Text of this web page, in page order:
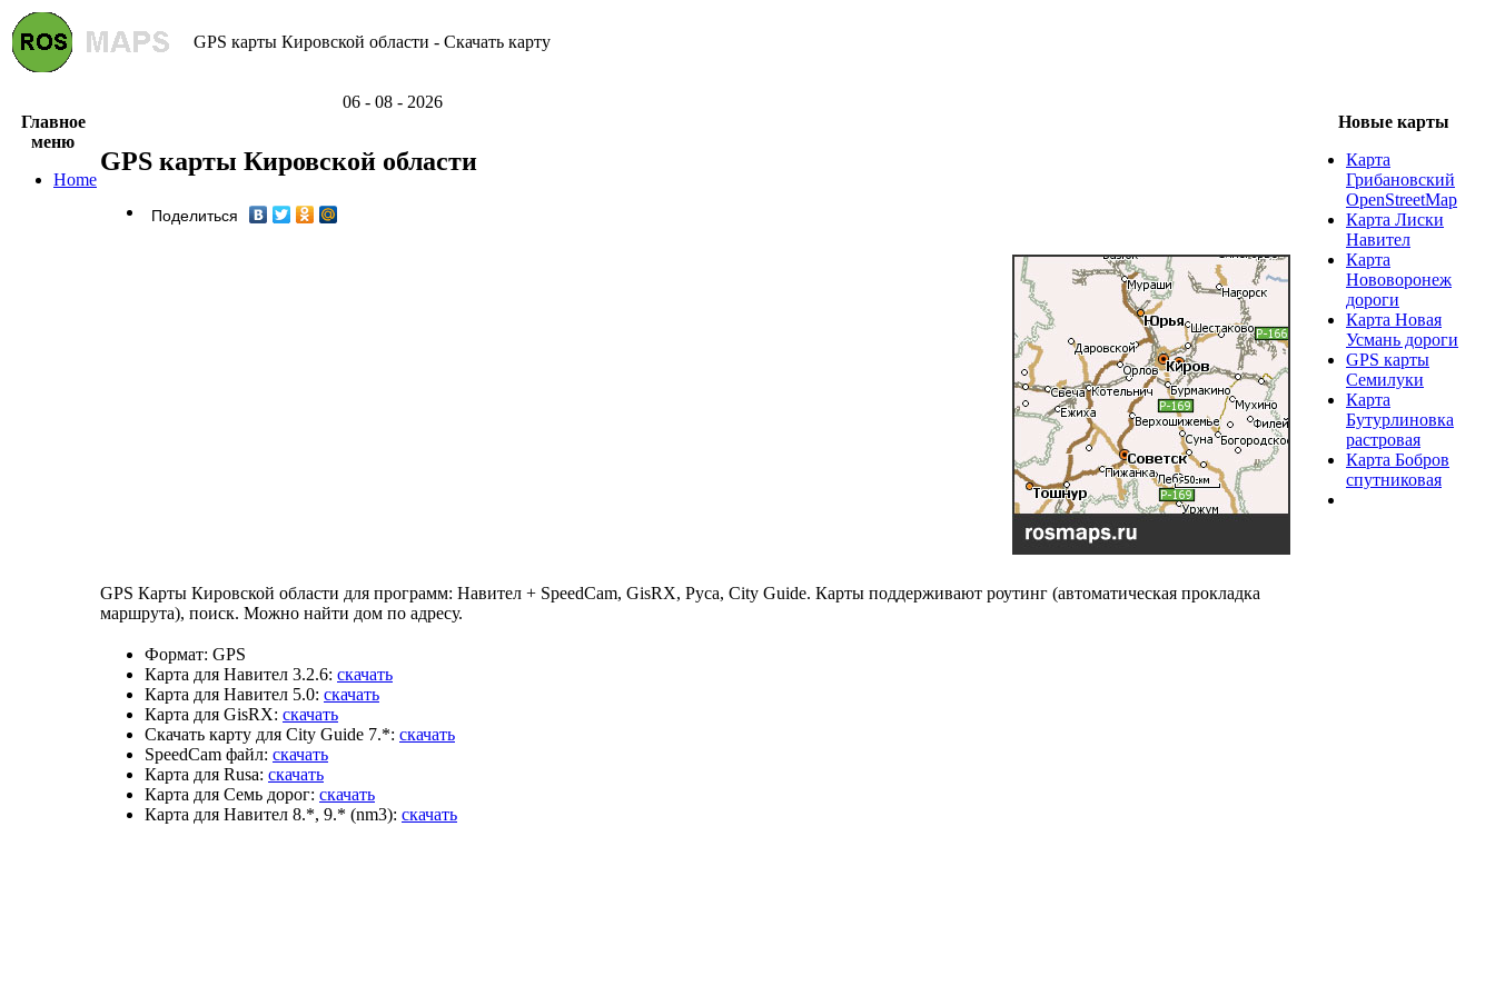
GPS карты Кировской области - Скачать карту
06 - 08 - 2026
Главное
меню
Home
GPS карты Кировской области
Поделиться
GPS Карты Кировской области для программ: Навител + SpeedCam, GisRX, Руса, City Guide. Карты поддерживают роутинг (автоматическая прокладка
маршрута), поиск. Можно найти дом по адресу.
Формат: GPS
Карта для Навител 3.2.6: скачать
Карта для Навител 5.0: скачать
Карта для GisRX: скачать
Скачать карту для City Guide 7.*: скачать
SpeedCam файл: скачать
Карта для Rusa: скачать
Карта для Семь дорог: скачать
Карта для Навител 8.*, 9.* (nm3): скачать
Новые карты
Карта
Грибановский
OpenStreetMap
Карта Лиски
Навител
Карта
Нововоронеж
дороги
Карта Новая
Усмань дороги
GPS карты
Семилуки
Карта
Бутурлиновка
растровая
Карта Бобров
спутниковая